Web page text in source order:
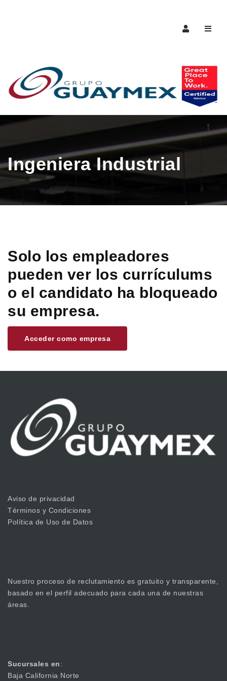
Ingeniera Industrial
Solo los empleadores
pueden ver los currículums
o el candidato ha bloqueado
su empresa.
Acceder como empresa
Aviso de privacidad
Términos y Condiciones
Política de Uso de Datos
Nuestro proceso de reclutamiento es gratuito y transparente,
basado en el perfil adecuado para cada una de nuestras
áreas.
Sucursales en:
Baja California Norte